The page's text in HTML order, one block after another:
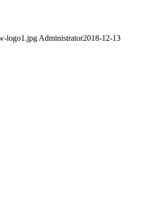
logo1.jpg Administrator2018-12-13